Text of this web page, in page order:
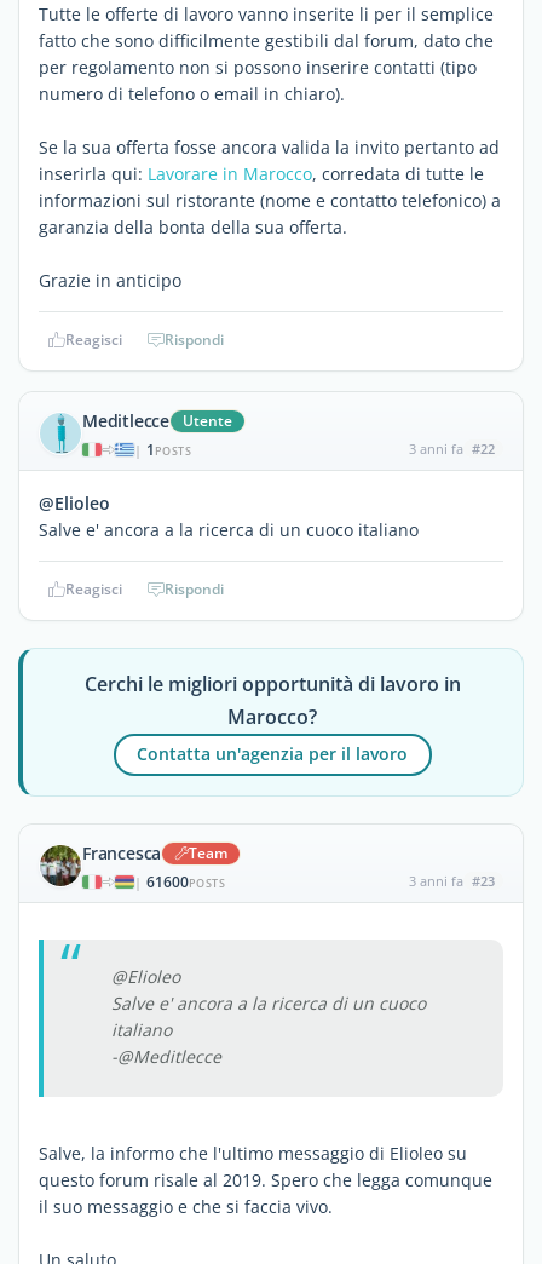
Tutte le offerte di lavoro vanno inserite li per il semplice
fatto che sono difficilmente gestibili dal forum, dato che
per regolamento non si possono inserire contatti (tipo
numero di telefono o email in chiaro).
Se la sua offerta fosse ancora valida la invito pertanto ad
inserirla qui: Lavorare in Marocco, corredata di tutte le
informazioni sul ristorante (nome e contatto telefonico) a
garanzia della bonta della sua offerta.
Grazie in anticipo
Reagisci Rispondi
Meditlecce Utente
| 1 POSTS 3 anni fa #22
@Elioleo
Salve e' ancora a la ricerca di un cuoco italiano
Reagisci Rispondi
Cerchi le migliori opportunità di lavoro in
Marocco?
Contatta un'agenzia per il lavoro
Francesca Team
| 61600POSTS 3 anni fa #23
@Elioleo
Salve e' ancora a la ricerca di un cuoco
italiano
-@Meditlecce
Salve, la informo che l'ultimo messaggio di Elioleo su
questo forum risale al 2019. Spero che legga comunque
il suo messaggio e che si faccia vivo.